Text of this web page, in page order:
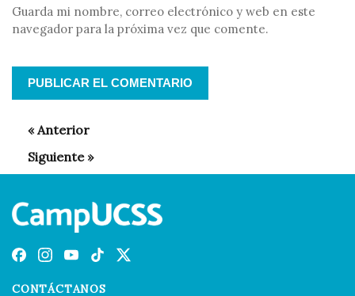
Guarda mi nombre, correo electrónico y web en este
navegador para la próxima vez que comente.
CONTÁCTANOS